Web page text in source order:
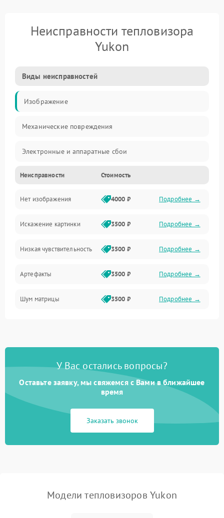
Неисправности тепловизора
Yukon
Виды неисправностей
Изображение
Механические повреждения
Электронные и аппаратные сбои
Неисправности сенсора и оптики
Программные ошибки
Электропитание
Измерения
Матрица
Проблемы питания
Проблемы с объективом
Неисправности Стоимость
Нет изображения 4000 ₽ Подробнее →
Искажение картинки 3500 ₽ Подробнее →
Низкая чувствительность 3500 ₽ Подробнее →
Артефакты 3500 ₽ Подробнее →
Шум матрицы 3500 ₽ Подробнее →
У Вас остались вопросы?
Оставьте заявку, мы свяжемся с Вами в ближайшее
время
Заказать звонок
Модели тепловизоров Yukon